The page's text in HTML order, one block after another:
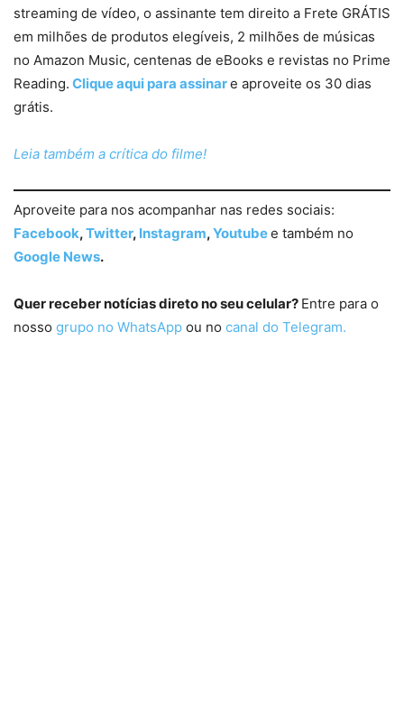
streaming de vídeo, o assinante tem direito a Frete GRÁTIS
em milhões de produtos elegíveis, 2 milhões de músicas
no Amazon Music, centenas de eBooks e revistas no Prime
Reading. Clique aqui para assinare aproveite os 30 dias
grátis.
Leia também a crítica do filme!
Aproveite para nos acompanhar nas redes sociais:
Facebook,Twitter, Instagram,Youtubee também no
Google News.
Quer receber notícias direto no seu celular? Entre para o
nosso grupo no WhatsApp ou no canal do Telegram.